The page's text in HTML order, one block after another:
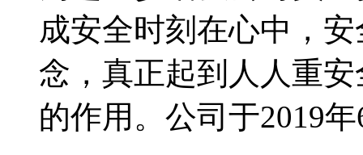
成安全时刻在心中，
念，真正起到人人重
的作用。公司于2019